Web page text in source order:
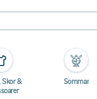
Skor &
Sommar